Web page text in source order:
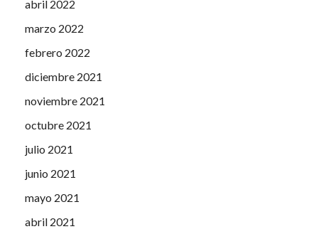
abril 2022
marzo 2022
febrero 2022
diciembre 2021
noviembre 2021
octubre 2021
julio 2021
junio 2021
mayo 2021
abril 2021